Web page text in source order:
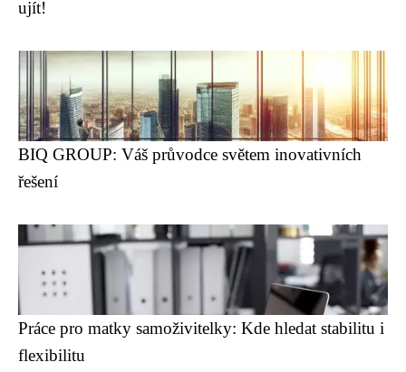
ujít!
BIQ GROUP: Váš průvodce světem inovativních
řešení
Práce pro matky samoživitelky: Kde hledat stabilitu i
flexibilitu